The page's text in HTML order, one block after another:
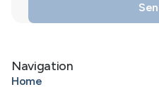
Navigation
Home